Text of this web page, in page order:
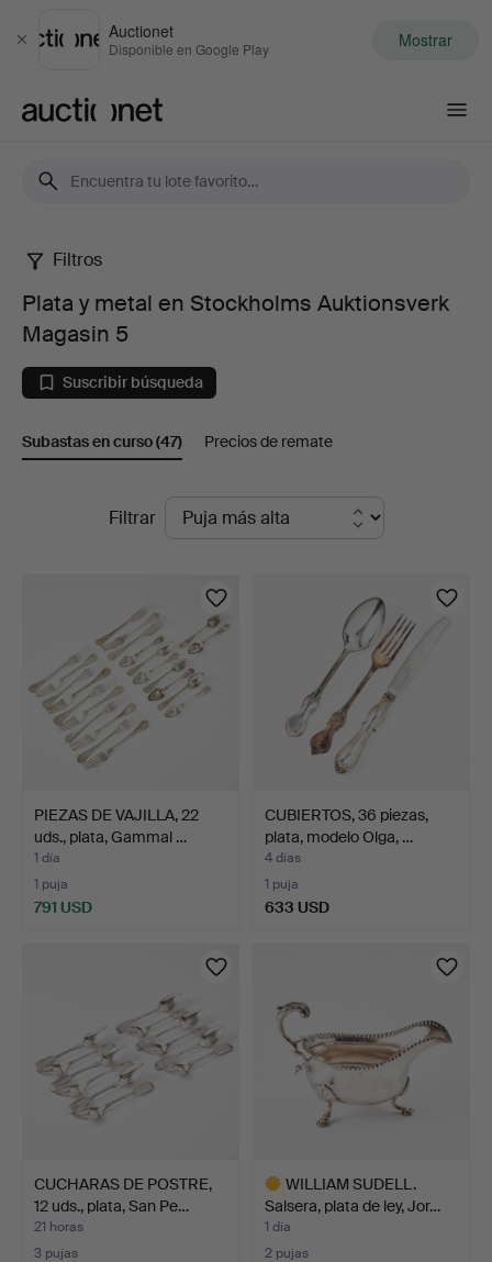
Cerrar
Auctionet
Disponible en Google Play Mostrar
Plata
metal
en
Auktionsverk
Filtros
Plata y metal en Stockholms Auktionsverk
Magasin 5
Suscribir búsqueda
Subastas en curso(47) Precios de remate
SubastasFiltrar
PIEZAS DE VAJILLA, 22
uds., plata, Gammal …
1 día
1 puja
791 USD
CUBIERTOS, 36 piezas,
plata, modelo Olga, …
4 días
1 puja
633 USD
CUCHARAS DE POSTRE,
12 uds., plata, San Pe…
21 horas
3 pujas
WILLIAM SUDELL.
Salsera, plata de ley, Jor…
1 día
2 pujas